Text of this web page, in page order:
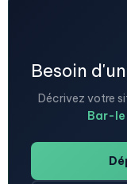
Besoin
Décrivez votre
Bar-